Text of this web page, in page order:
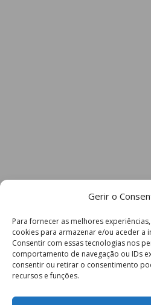
Gerir o
Para fornecer as melhores
cookies para armazenar e/ou aceder a
Consentir com essas tecnologias nos
comportamento de navegação ou IDs
consentir ou retirar o consentimento
recursos e funções.